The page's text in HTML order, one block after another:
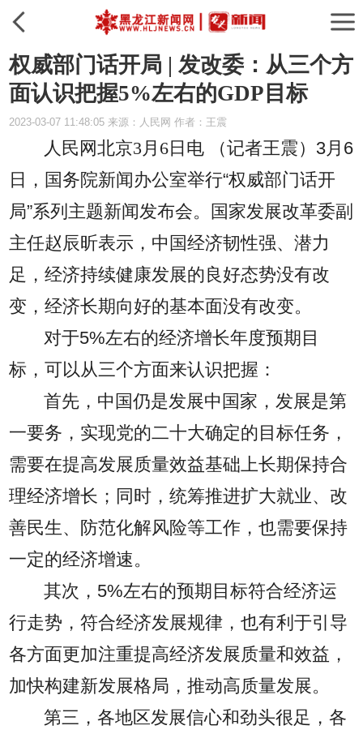
权威部门话开局 | 发改委：从三个方
面认识把握5%左右的GDP目标
2023-03-07 11:48:05 来源：人民网 作者：王震
人民网北京3月6日电 （记者王震） 3月6
日，国务院新闻办公室举行“权威部门话开
局”系列主题新闻发布会。国家发展改革委副
主任赵辰昕表示，中国经济韧性强、潜力
足，经济持续健康发展的良好态势没有改
变，经济长期向好的基本面没有改变。
对于5%左右的经济增长年度预期目
标，可以从三个方面来认识把握：
首先，中国仍是发展中国家，发展是第
一要务，实现党的二十大确定的目标任务，
需要在提高发展质量效益基础上长期保持合
理经济增长；同时，统筹推进扩大就业、改
善民生、防范化解风险等工作，也需要保持
一定的经济增速。
其次，5%左右的预期目标符合经济运
行走势，符合经济发展规律，也有利于引导
各方面更加注重提高经济发展质量和效益，
加快构建新发展格局，推动高质量发展。
第三，各地区发展信心和劲头很足，各